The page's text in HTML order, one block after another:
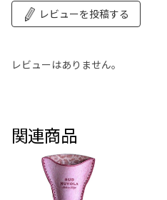
レビューを投稿する
レビューはありません。
関連商品